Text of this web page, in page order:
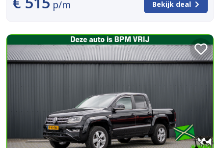
p/m Bekijk deal